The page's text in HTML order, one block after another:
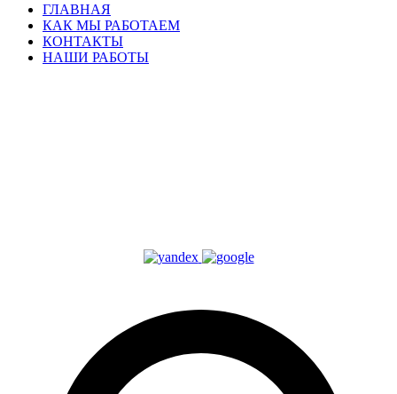
ГЛАВНАЯ
КАК МЫ РАБОТАЕМ
КОНТАКТЫ
НАШИ РАБОТЫ